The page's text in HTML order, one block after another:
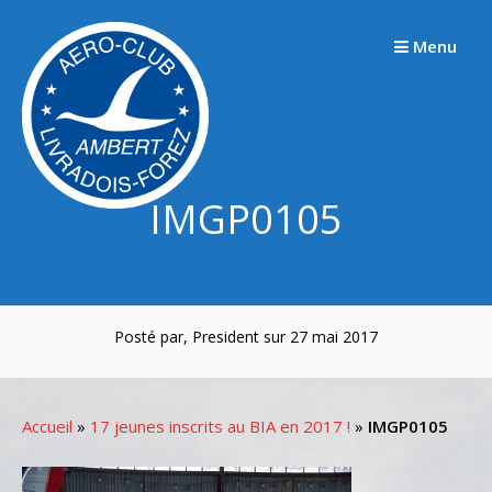
contenu
Menu
IMGP0105
Posté par, President sur 27 mai 2017
Accueil » 17 jeunes inscrits au BIA en 2017 ! » IMGP0105